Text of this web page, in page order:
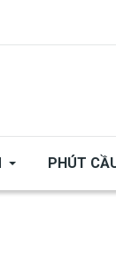
PHÚT